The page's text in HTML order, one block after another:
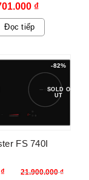
₫
Đọc tiếp
-82%
SOLD O
UT
FS 740I
21.900.000₫
₫
Giá